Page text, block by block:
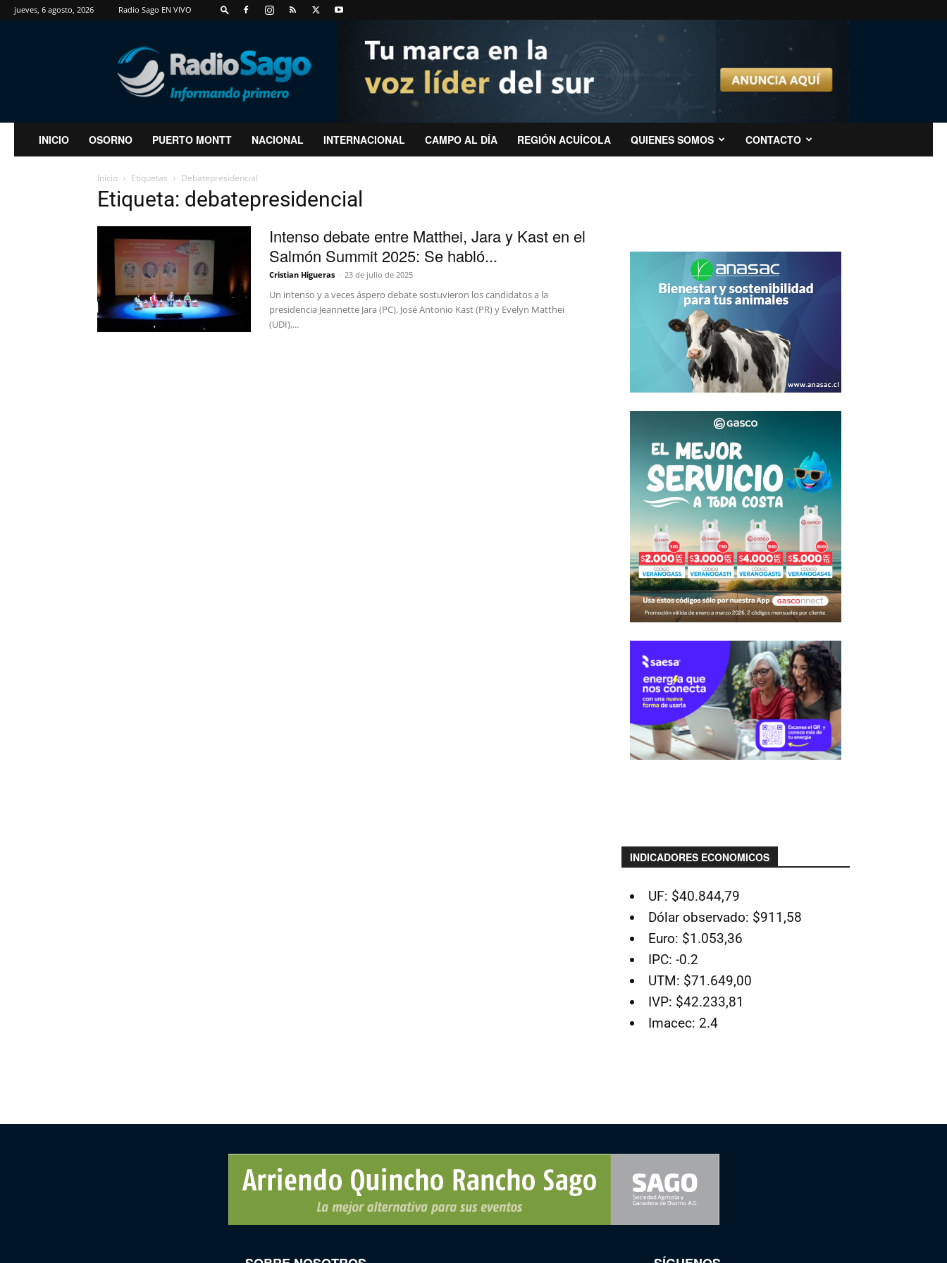
jueves, 6 agosto, 2026 Radio Sago EN VIVO
RadioSago
INICIO OSORNO PUERTO MONTT NACIONAL INTERNACIONAL CAMPO AL DÍA REGIÓN ACUÍCOLA QUIENES SOMOS CONTACTO
Inicio Etiquetas Debatepresidencial
Etiqueta: debatepresidencial
Intenso debate entre Matthei, Jara y Kast en el
Salmón Summit 2025: Se habló...
Cristian Higueras - 23 de julio de 2025
Un intenso y a veces áspero debate sostuvieron los candidatos a la
presidencia Jeannette Jara (PC), José Antonio Kast (PR) y Evelyn Matthei
(UDI),...
INDICADORES ECONOMICOS
UF: $40.844,79
Dólar observado: $911,58
Euro: $1.053,36
IPC: -0.2
UTM: $71.649,00
IVP: $42.233,81
Imacec: 2.4